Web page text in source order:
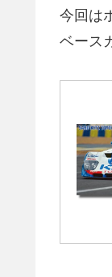
今回は
ベース